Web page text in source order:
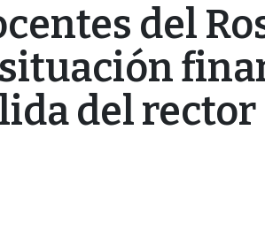
del
del rector